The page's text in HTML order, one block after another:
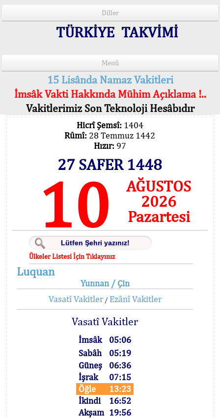
Diller
TÜRKİYE TAKVİMİ
Menü
15 Lisânda Namaz Vakitleri
İmsâk Vakti Hakkında Mühim Açıklama !..
Vakitlerimiz Son Teknoloji Hesâbıdır
Hicrî Şemsî: 1404
Rûmî: 28 Temmuz 1442
Hızır: 97
27 SAFER 1448
10
AĞUSTOS
2026
Pazartesi
Ülkeler Listesi İçin Tıklayınız
Luquan
Yunnan / Çin
Vasatî Vakitler/ Ezânî Vakitler
Vasatî Vakitler
İmsâk
05:06
Sabâh
05:19
Güneş
06:36
İşrak
07:15
Öğle
13:23
İkindi
16:52
Akşam 19:56